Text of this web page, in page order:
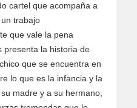
cartel que acompaña a
trabajo
que vale la pena
presenta la historia de
que se encuentra en
lo que es la infancia y la
madre y a su hermano,